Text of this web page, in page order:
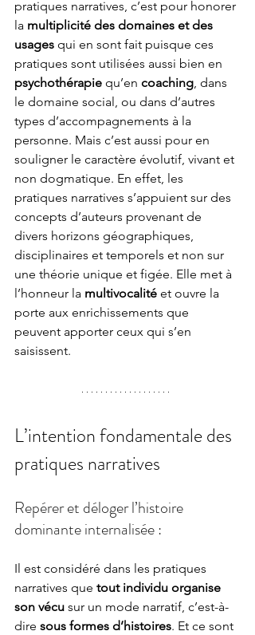
pratiques narratives, c’est pour honorer
la multiplicité des domaines et des
usages qui en sont fait puisque ces
pratiques sont utilisées aussi bien en
psychothérapie qu’en coaching , dans
le domaine social, ou dans d’autres
types d’accompagnements à la
personne. Mais c’est aussi pour en
souligner le caractère évolutif, vivant et
non dogmatique. En effet, les
pratiques narratives s’appuient sur des
concepts d’auteurs provenant de
divers horizons géographiques,
disciplinaires et temporels et non sur
une théorie unique et figée. Elle met à
l’honneur la multivocalité et ouvre la
porte aux enrichissements que
peuvent apporter ceux qui s’en
saisissent.
L’intention fondamentale des
pratiques narratives
Repérer et déloger l’histoire
dominante internalisée :
Il est considéré dans les pratiques
narratives que tout individu organise
son vécu sur un mode narratif, c’est-à-
dire sous formes d’histoires. Et ce sont